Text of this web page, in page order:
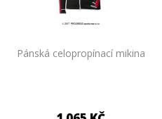
Pánská celopropínací mikina